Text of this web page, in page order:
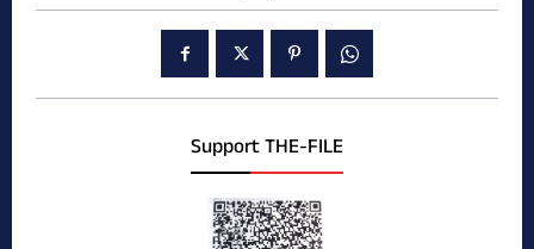
Support THE-FILE